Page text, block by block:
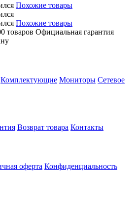
Похожие товары
Похожие товары
товаров Официальная гарантия
Комплектующие Мониторы Сетевое
Возврат товара Контакты
оферта Конфиденциальность